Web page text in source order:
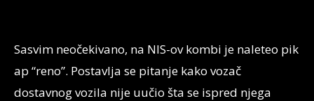
Sasvim neočekivano, na NIS-ov kombi je naleteo pik
ap “reno”. Postavlja se pitanje kako vozač
dostavnog vozila nije uučio šta se ispred njega